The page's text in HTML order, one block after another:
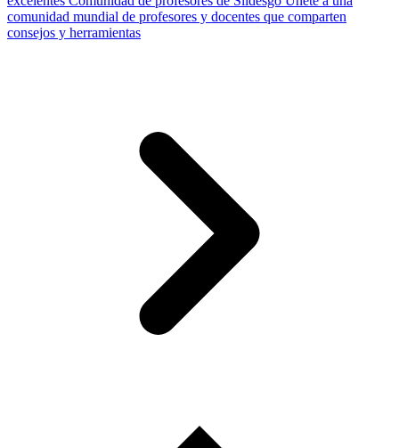
comunidad mundial de profesores y docentes que comparten
consejos y herramientas